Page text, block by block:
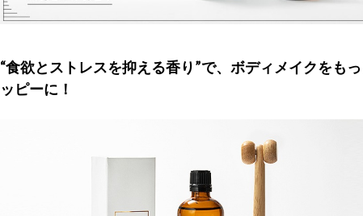
“食欲とストレスを抑える香り”で、ボディメイクをも
ッピーに！